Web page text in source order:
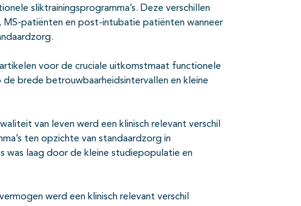
sliktrainingsprogramma’s. Deze verschillen
patiënten en post-intubatie patiënten wanneer
voor de cruciale uitkomstmaat functionele
brede betrouwbaarheidsintervallen en kleine
van leven werd een klinisch relevant verschil
ten opzichte van standaardzorg in
was laag door de kleine studiepopulatie en
werd een klinisch relevant verschil